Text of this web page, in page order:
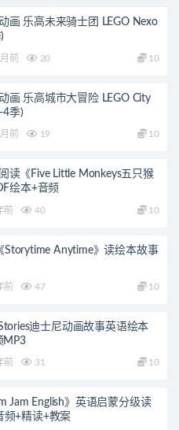
画 乐高未来骑士团 LEGO Nexo
前 20 10
画 乐高城市大冒险 LEGO City
4季)
前 19 10
读《Five Little Monkeys五只猴
绘本+音频
前 40 10
Storytime Anytime》读绘本故事
前 47 10
迪士尼动画故事英语绘本
MP3
前 31 10
Jam English》英语启蒙分级读
频+精读+教案